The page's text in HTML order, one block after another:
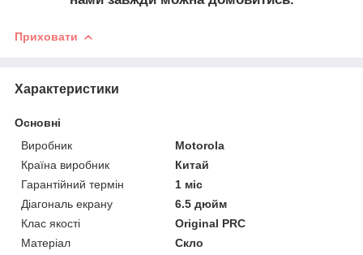
Приховати
Характеристики
Основні
Виробник
Motorola
Країна виробник
Китай
Гарантійний термін
1 міс
Діагональ екрану
6.5 дюйм
Клас якості
Original PRC
Матеріал
Скло